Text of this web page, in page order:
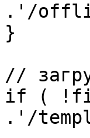
.'/
}
//
if (
.'/